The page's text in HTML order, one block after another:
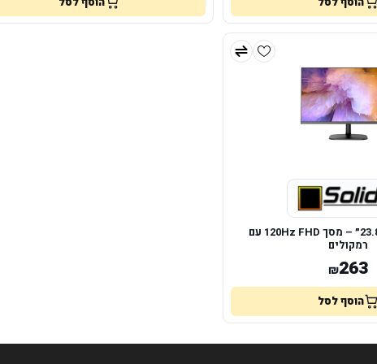
Solid F2412Y ‏23.8״ – מסך FHD ‏120Hz עם
רמקולים
₪263
הוסף לסל